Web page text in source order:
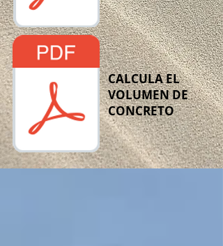
CALCULA EL
VOLUMEN DE
CONCRETO